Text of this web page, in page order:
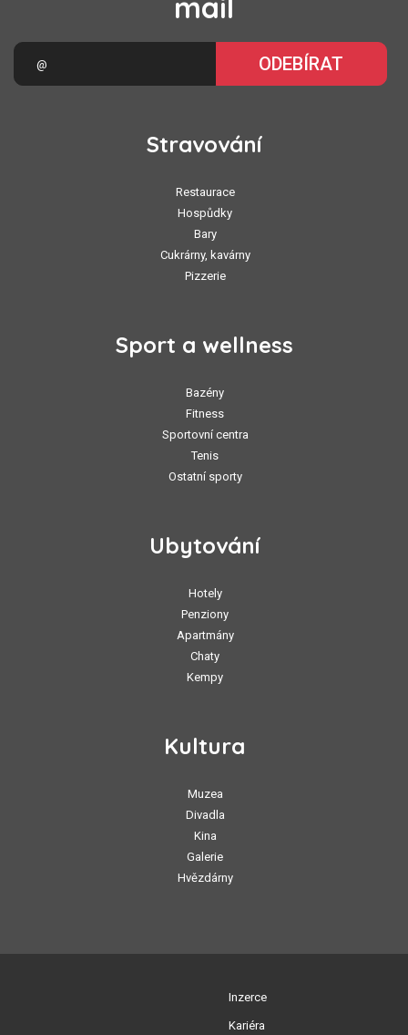
mail
ODEBÍRAT
Stravování
Restaurace
Hospůdky
Bary
Cukrárny, kavárny
Pizzerie
Sport a wellness
Bazény
Fitness
Sportovní centra
Tenis
Ostatní sporty
Ubytování
Hotely
Penziony
Apartmány
Chaty
Kempy
Kultura
Muzea
Divadla
Kina
Galerie
Hvězdárny
Inzerce
Kariéra